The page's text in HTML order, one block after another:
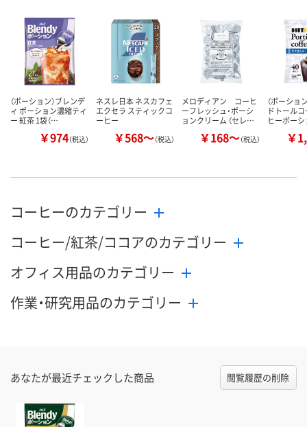
（ポーション）ブレンデ
ィ ポーション濃縮ティ
ー 紅茶 1袋（…
￥974（税込）
ネスレ日本 ネスカフェ
エクセラ スティックコ
ーヒー
￥568～（税込）
メロディアン コーヒ
ーフレッシュ・ポーシ
ョンクリーム （セレ…
￥168～（税込）
（ポーショ
ドトール
ヒーポー
￥
コーヒーのカテゴリー
コーヒー/紅茶/ココアのカテゴリー
オフィス用品のカテゴリー
作業・研究用品のカテゴリー
あなたが最近チェックした商品 閲覧履歴の削除